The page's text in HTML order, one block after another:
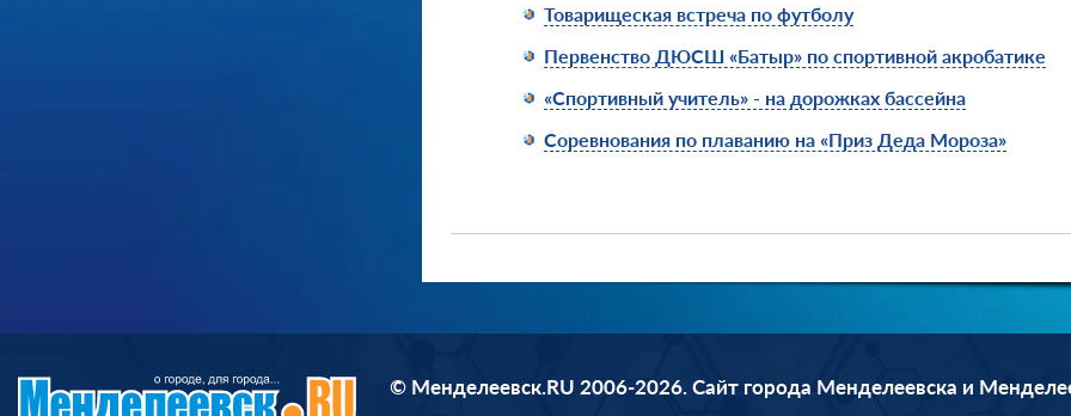
Товарищеская встреча по футболу
Первенство ДЮСШ «Батыр» по спортивной акробатике
«Спортивный учитель» - на дорожках бассейна
Соревнования по плаванию на «Приз Деда Мороза»
© Менделеевск.RU 2006-2026. Сайт города Менделеевска и